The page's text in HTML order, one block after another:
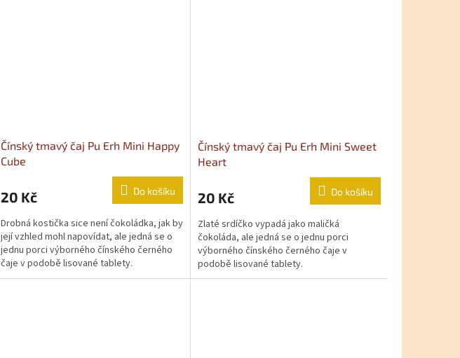
Čínský tmavý čaj Pu Erh Mini Happy
Cube
20 Kč Do košíku
Drobná kostička sice není čokoládka, jak by
její vzhled mohl napovídat, ale jedná se o
jednu porci výborného čínského černého
čaje v podobě lisované tablety.
Čínský tmavý čaj Pu Erh Mini Sweet
Heart
20 Kč Do košíku
Zlaté srdíčko vypadá jako maličká
čokoláda, ale jedná se o jednu porci
výborného čínského černého čaje v
podobě lisované tablety.